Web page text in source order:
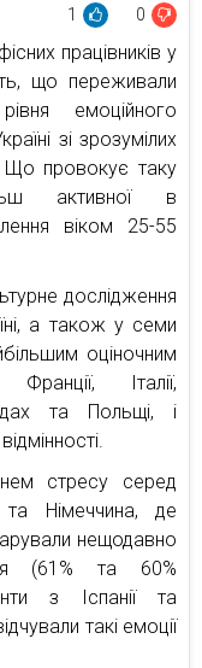
1 0
працівників у
що переживали
емоційного
зі зрозумілих
Що провокує таку
активної в
віком 25-55
дослідження
а також у семи
оціночним
Італії,
та Польщі, і
стресу серед
Німеччина, де
нещодавно
(61% та 60%
з Іспанії та
такі емоції